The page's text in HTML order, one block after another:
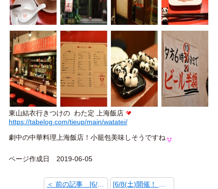
東山結衣行きつけの わた定 上海飯店
https://tabelog.com/tieup/main/watatei/
劇中の中華料理上海飯店！小籠包美味しそうですね
ページ作成日 2019-06-05
＜ 前の記事 [6/15(土)・16(日)開催！第31回 江東産業まつり]